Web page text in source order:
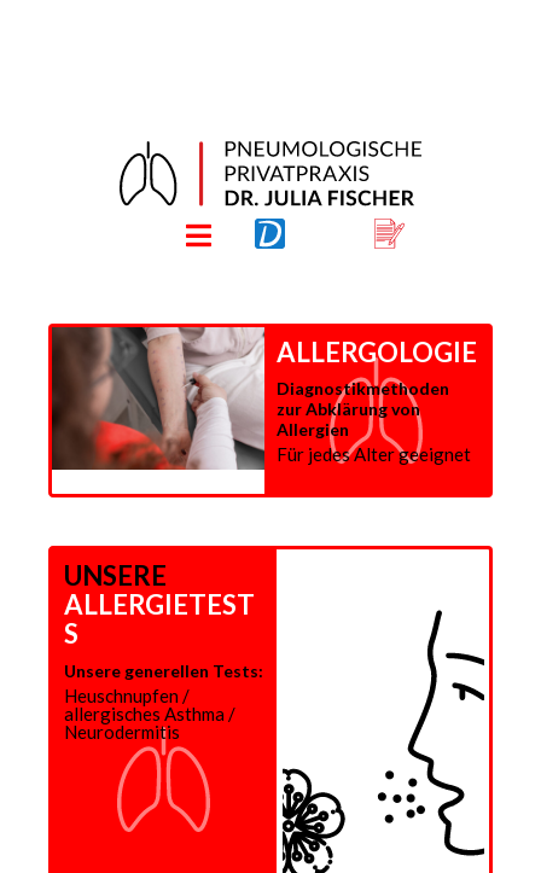
ALLERGOLOGIE
Diagnostikmethoden
zur Abklärung von
Allergien
Für jedes Alter geeignet
UNSERE
ALLERGIETEST
S
Unsere generellen Tests:
Heuschnupfen /
allergisches Asthma /
Neurodermitis